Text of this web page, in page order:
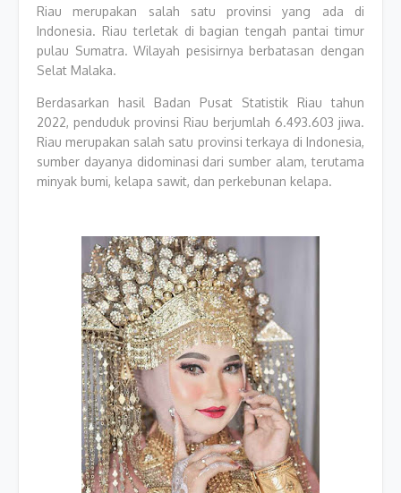
Riau merupakan salah satu provinsi yang ada di
Indonesia. Riau terletak di bagian tengah pantai timur
pulau Sumatra. Wilayah pesisirnya berbatasan dengan
Selat Malaka.
Berdasarkan hasil Badan Pusat Statistik Riau tahun
2022, penduduk provinsi Riau berjumlah 6.493.603 jiwa.
Riau merupakan salah satu provinsi terkaya di Indonesia,
sumber dayanya didominasi dari sumber alam, terutama
minyak bumi, kelapa sawit, dan perkebunan kelapa.